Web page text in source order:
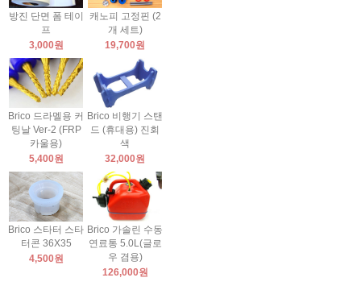
방진 단면 폼 테이
프
3,000원
캐노피 고정핀 (2
개 세트)
19,700원
Brico 드라멜용 커
팅날 Ver-2 (FRP
카울용)
5,400원
Brico 비행기 스탠
드 (휴대용) 진회
색
32,000원
Brico 스타터 스타
터콘 36X35
4,500원
Brico 가솔린 수동
연료통 5.0L(글로
우 겸용)
126,000원